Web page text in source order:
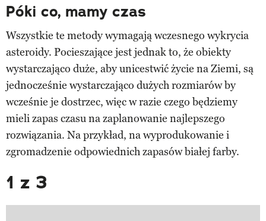
Póki co, mamy czas
Wszystkie te metody wymagają wczesnego wykrycia
asteroidy. Pocieszające jest jednak to, że obiekty
wystarczająco duże, aby unicestwić życie na Ziemi, są
jednocześnie wystarczająco dużych rozmiarów by
wcześnie je dostrzec, więc w razie czego będziemy
mieli zapas czasu na zaplanowanie najlepszego
rozwiązania. Na przykład, na wyprodukowanie i
zgromadzenie odpowiednich zapasów białej farby.
1 z 3